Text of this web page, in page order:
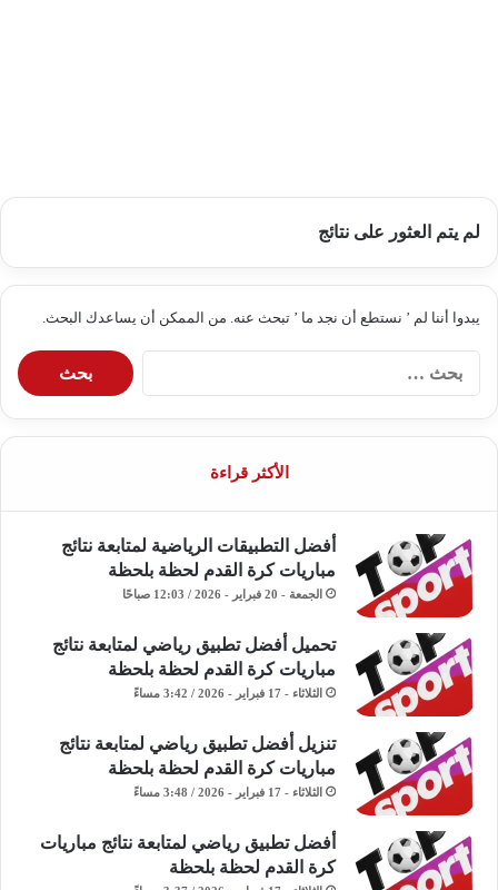
لم يتم العثور على نتائج
يبدوا أننا لم ’ نستطع أن نجد ما ’ تبحث عنه. من الممكن أن يساعدك البحث.
البحث
عن:
الأكثر قراءة
أفضل التطبيقات الرياضية لمتابعة نتائج
مباريات كرة القدم لحظة بلحظة
الجمعة - 20 فبراير - 2026 / 12:03 صباحًا
تحميل أفضل تطبيق رياضي لمتابعة نتائج
مباريات كرة القدم لحظة بلحظة
الثلاثاء - 17 فبراير - 2026 / 3:42 مساءً
تنزيل أفضل تطبيق رياضي لمتابعة نتائج
مباريات كرة القدم لحظة بلحظة
الثلاثاء - 17 فبراير - 2026 / 3:48 مساءً
أفضل تطبيق رياضي لمتابعة نتائج مباريات
كرة القدم لحظة بلحظة